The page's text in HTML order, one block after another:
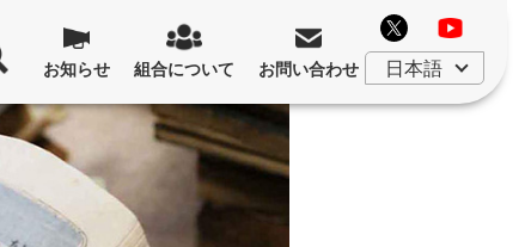
お知らせ 組合について お問い合わせ